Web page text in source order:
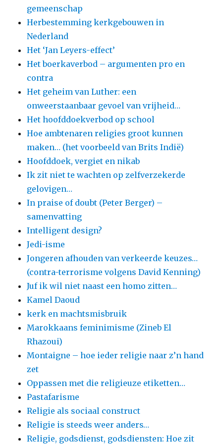
gemeenschap
Herbestemming kerkgebouwen in
Nederland
Het ‘Jan Leyers-effect’
Het boerkaverbod – argumenten pro en
contra
Het geheim van Luther: een
onweerstaanbaar gevoel van vrijheid…
Het hoofddoekverbod op school
Hoe ambtenaren religies groot kunnen
maken… (het voorbeeld van Brits Indië)
Hoofddoek, vergiet en nikab
Ik zit niet te wachten op zelfverzekerde
gelovigen…
In praise of doubt (Peter Berger) –
samenvatting
Intelligent design?
Jedi-isme
Jongeren afhouden van verkeerde keuzes…
(contra-terrorisme volgens David Kenning)
Juf ik wil niet naast een homo zitten…
Kamel Daoud
kerk en machtsmisbruik
Marokkaans feminimisme (Zineb El
Rhazoui)
Montaigne – hoe ieder religie naar z’n hand
zet
Oppassen met die religieuze etiketten…
Pastafarisme
Religie als sociaal construct
Religie is steeds weer anders…
Religie, godsdienst, godsdiensten: Hoe zit